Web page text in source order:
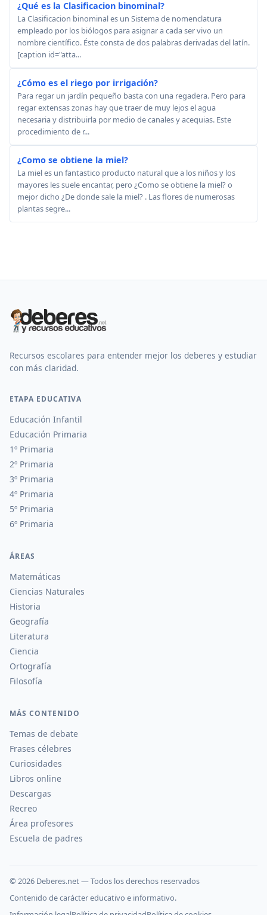
¿Qué es la Clasificacion binominal?
La Clasificacion binominal es un Sistema de nomenclatura
empleado por los biólogos para asignar a cada ser vivo un
nombre científico. Éste consta de dos palabras derivadas del latín.
[caption id="atta...
¿Cómo es el riego por irrigación?
Para regar un jardín pequeño basta con una regadera. Pero para
regar extensas zonas hay que traer de muy lejos el agua
necesaria y distribuirla por medio de canales y acequias. Este
procedimiento de r...
¿Como se obtiene la miel?
La miel es un fantastico producto natural que a los niños y los
mayores les suele encantar, pero ¿Como se obtiene la miel? o
mejor dicho ¿De donde sale la miel? . Las flores de numerosas
plantas segre...
Recursos escolares para entender mejor los deberes y estudiar
con más claridad.
ETAPA EDUCATIVA
Educación Infantil
Educación Primaria
1º Primaria
2º Primaria
3º Primaria
4º Primaria
5º Primaria
6º Primaria
ÁREAS
Matemáticas
Ciencias Naturales
Historia
Geografía
Literatura
Ciencia
Ortografía
Filosofía
MÁS CONTENIDO
Temas de debate
Frases célebres
Curiosidades
Libros online
Descargas
Recreo
Área profesores
Escuela de padres
© 2026 Deberes.net — Todos los derechos reservados
Contenido de carácter educativo e informativo.